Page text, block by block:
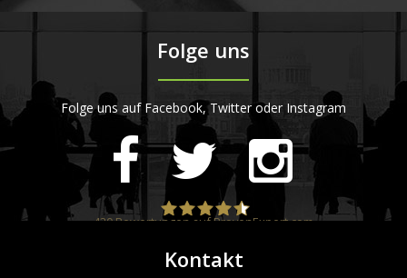
Folge uns
Folge uns auf Facebook, Twitter oder Instagram
STARTPLATZ
420Bewertungen auf ProvenExpert.com
Kontakt